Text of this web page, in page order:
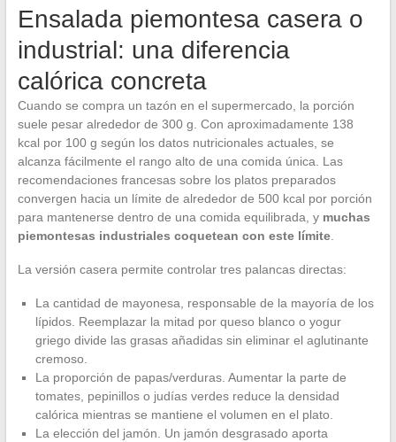
Ensalada piemontesa casera o
industrial: una diferencia
calórica concreta
Cuando se compra un tazón en el supermercado, la porción
suele pesar alrededor de 300 g. Con aproximadamente 138
kcal por 100 g según los datos nutricionales actuales, se
alcanza fácilmente el rango alto de una comida única. Las
recomendaciones francesas sobre los platos preparados
convergen hacia un límite de alrededor de 500 kcal por porción
para mantenerse dentro de una comida equilibrada, y muchas
piemontesas industriales coquetean con este límite.
La versión casera permite controlar tres palancas directas:
La cantidad de mayonesa, responsable de la mayoría de los
lípidos. Reemplazar la mitad por queso blanco o yogur
griego divide las grasas añadidas sin eliminar el aglutinante
cremoso.
La proporción de papas/verduras. Aumentar la parte de
tomates, pepinillos o judías verdes reduce la densidad
calórica mientras se mantiene el volumen en el plato.
La elección del jamón. Un jamón desgrasado aporta